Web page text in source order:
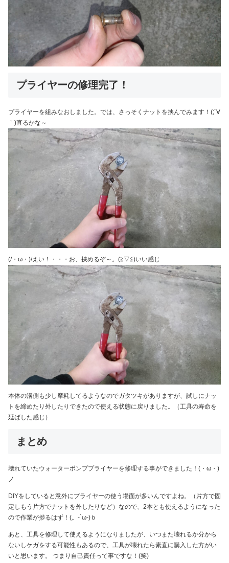
プライヤーの修理完了！
プライヤーを組みなおしました。では、さっそくナットを挟んでみます！(;´∀
｀)直るかな～
(/・ω・)/えい！・・・お、挟めるぞ～。(≧▽≦)いい感じ
本体の溝側も少し摩耗してるようなのでガタツキがありますが、試しにナッ
トを締めたり外したりできたので使える状態に戻りました。（工具の寿命を
延ばした感じ）
まとめ
壊れていたウォーターポンププライヤーを修理する事ができました！(・ω・)
ノ
DIYをしていると意外にプライヤーの使う場面が多いんですよね。（片方で固
定しもう片方でナットを外したりなど）なので、2本とも使えるようになった
ので作業が捗るはず！(。-`ω-)ｂ
あと、工具を修理して使えるようになりましたが、いつまた壊れるか分から
ないしケガをする可能性もあるので、工具が壊れたら素直に購入した方がい
いと思います。 つまり自己責任って事ですな！(笑)